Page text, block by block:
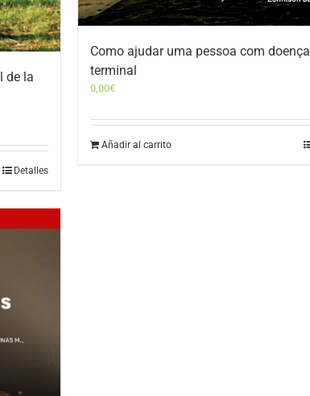
de la
Detalles
Como ajudar uma pessoa com doença
terminal
0,00€
Añadir al carrito